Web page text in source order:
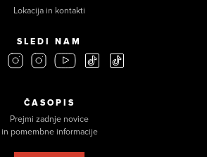
Lokacija in kontakti
SLEDI NAM
ČASOPIS
Prejmi zadnje novice
in pomembne informacije